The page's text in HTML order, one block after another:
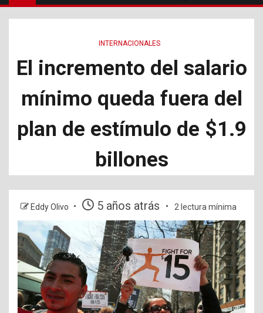
INTERNACIONALES
El incremento del salario
mínimo queda fuera del
plan de estímulo de $1.9
billones
Eddy Olivo 5 años atrás 2 lectura mínima